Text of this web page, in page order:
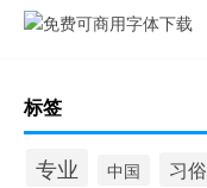
标签
专业 中国 习俗